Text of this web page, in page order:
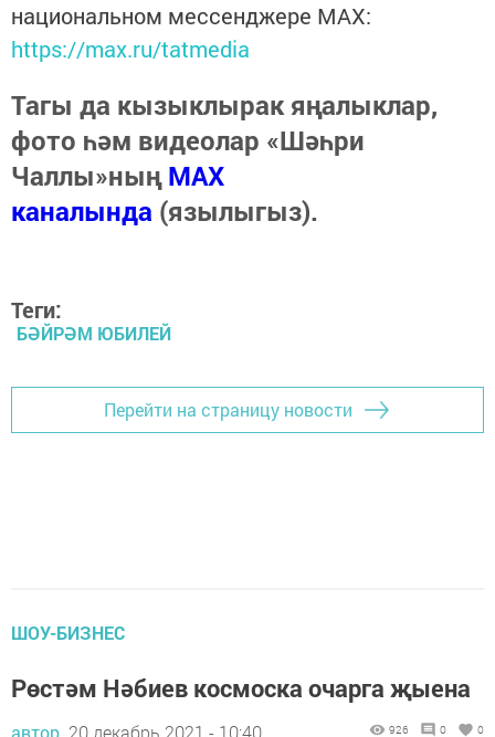
национальном мессенджере MАХ:
https://max.ru/tatmedia
Тагы да кызыклырак яңалыклар,
фото һәм видеолар «Шәһри
Чаллы»ныңMAX
каналында (язылыгыз).
Теги:
БӘЙРӘМ ЮБИЛЕЙ
Перейти на страницу новости
ШОУ-БИЗНЕС
Рөстәм Нәбиев космоска очарга җыена
автор, 20 декабрь 2021 - 10:40 926 0 0